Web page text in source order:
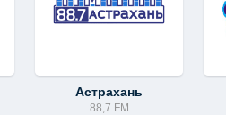
Астрахань
88,7 FM